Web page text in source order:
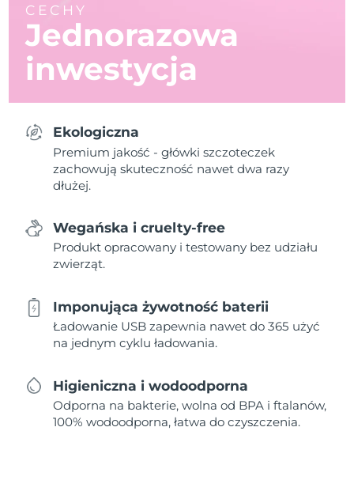
CECHY
Jednorazowa
inwestycja
Ekologiczna
Premium jakość - główki szczoteczek
zachowują skuteczność nawet dwa razy
dłużej.
Wegańska i cruelty-free
Produkt opracowany i testowany bez udziału
zwierząt.
Imponująca żywotność baterii
Ładowanie USB zapewnia nawet do 365 użyć
na jednym cyklu ładowania.
Higieniczna i wodoodporna
Odporna na bakterie, wolna od BPA i ftalanów,
100% wodoodporna, łatwa do czyszczenia.